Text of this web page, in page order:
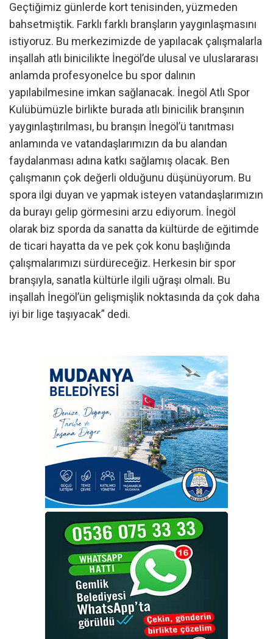
Geçtiğimiz günlerde kort tenisinden, yüzmeden
bahsetmiştik. Farklı farklı branşların yaygınlaşmasını
istiyoruz. Bu merkezimizde de yapılacak çalışmalarla
inşallah atlı binicilikte İnegöl’de ulusal ve uluslararası
anlamda profesyonelce bu spor dalının
yapılabilmesine imkan sağlanacak. İnegöl Atlı Spor
Kulübümüzle birlikte burada atlı binicilik branşının
yaygınlaştırılması, bu branşın İnegöl’ü tanıtması
anlamında ve vatandaşlarımızın da bu alandan
faydalanması adına katkı sağlamış olacak. Ben
çalışmanın çok değerli olduğunu düşünüyorum. Bu
spora ilgi duyan ve yapmak isteyen vatandaşlarımızın
da burayı gelip görmesini arzu ediyorum. İnegöl
olarak biz sporda da sanatta da kültürde de eğitimde
de ticari hayatta da ve pek çok konu başlığında
çalışmalarımızı sürdüreceğiz. Herkesin bir spor
branşıyla, sanatla kültürle ilgili uğraşı olmalı. Bu
inşallah İnegöl’ün gelişmişlik noktasında da çok daha
iyi bir lige taşıyacak” dedi.